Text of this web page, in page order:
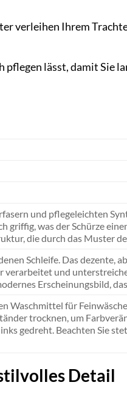
verleihen Ihrem
lässt, damit Sie
und pflegeleichten
was der Schürze
die durch das Muster
Schleife. Das dezente,
und
Erscheinungsbild,
Waschmittel für
trocknen, um
gedreht. Beachten Sie
Detail